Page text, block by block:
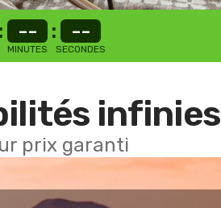
: --
MINUTES
: --
SECONDES
infinies
prix garanti